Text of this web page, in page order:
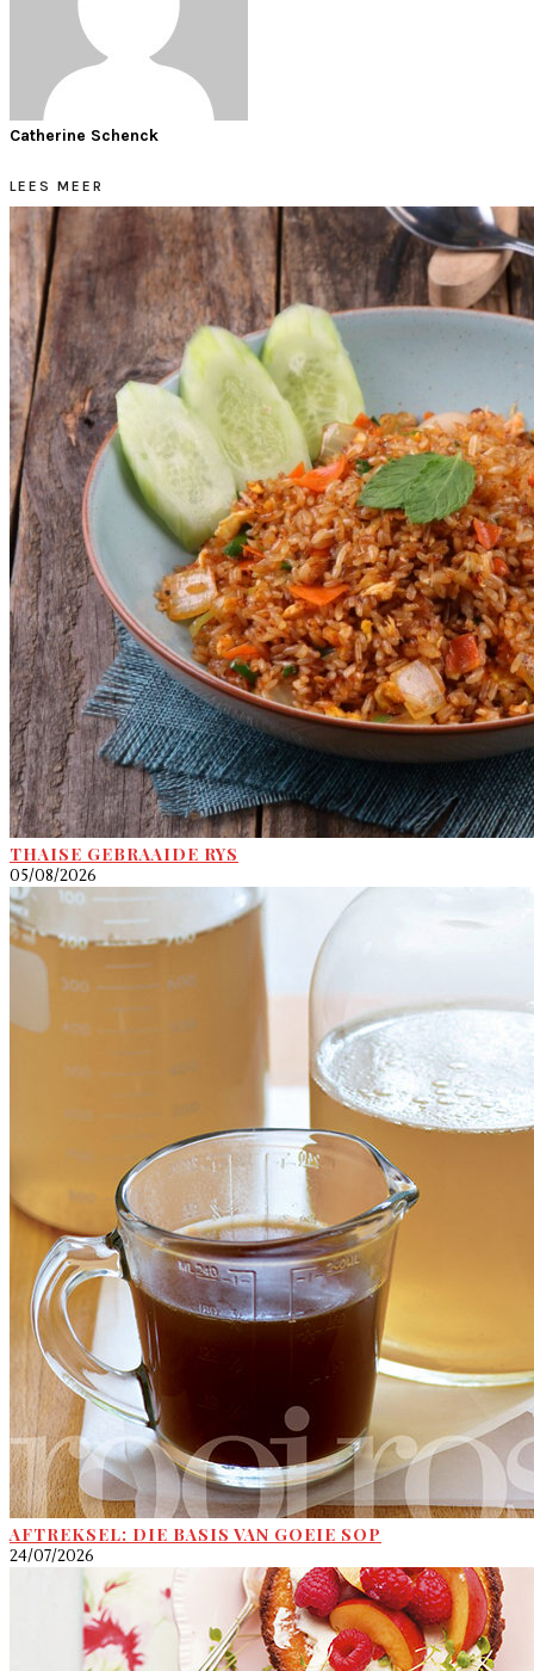
Catherine Schenck
LEES MEER
THAISE GEBRAAIDE RYS
05/08/2026
AFTREKSEL: DIE BASIS VAN GOEIE SOP
24/07/2026